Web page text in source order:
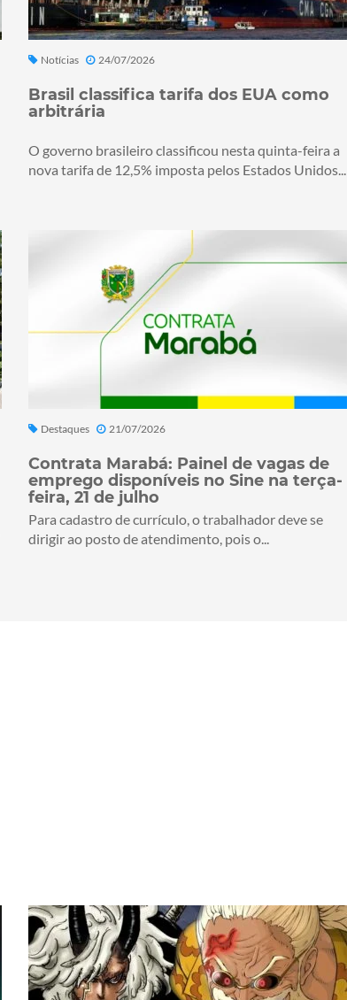
Notícias 24/07/2026
Brasil classifica tarifa dos EUA como
arbitrária
O governo brasileiro classificou nesta quinta-feira a
nova tarifa de 12,5% imposta pelos Estados Unidos...
Destaques 21/07/2026
Contrata Marabá: Painel de vagas de
emprego disponíveis no Sine na terça-
feira, 21 de julho
Para cadastro de currículo, o trabalhador deve se
dirigir ao posto de atendimento, pois o...